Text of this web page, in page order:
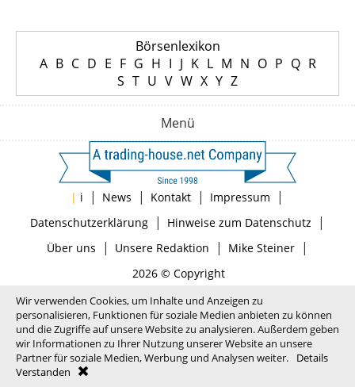
Börsenlexikon
A B C D E F G H I J K L M N O P Q R
S T U V W X Y Z
Menü
| i | News | Kontakt | Impressum |
Datenschutzerklärung| Hinweise zum Datenschutz |
Über uns | Unsere Redaktion | Mike Steiner|
2026 © Copyright
Wir verwenden Cookies, um Inhalte und Anzeigen zu
personalisieren, Funktionen für soziale Medien anbieten zu können
und die Zugriffe auf unsere Website zu analysieren. Außerdem geben
wir Informationen zu Ihrer Nutzung unserer Website an unsere
Partner für soziale Medien, Werbung und Analysen weiter.
Details
Verstanden